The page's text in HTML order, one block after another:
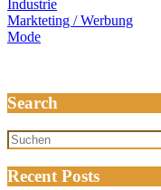
Industrie
Markteting / Werbung
Mode
Search
Recent Posts